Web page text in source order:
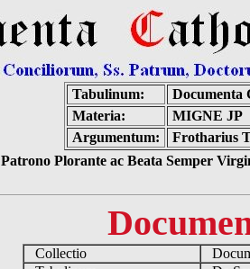
Tabulinum:
Documenta
Materia:
MIGNE JP
Argumentum:
Frotharius
Plorante ac Beata Semper
Collectio